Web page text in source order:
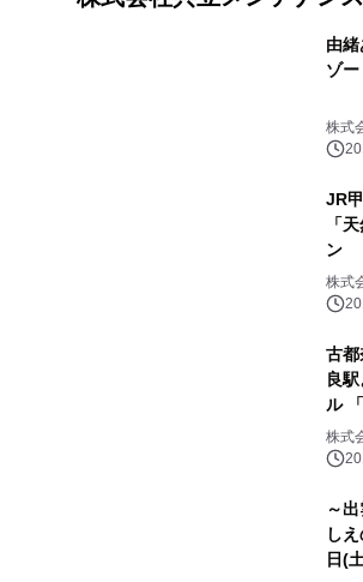
由
ゾ
株式
JR
「
ン
株式
古
良
ル
株式
～
し
日(